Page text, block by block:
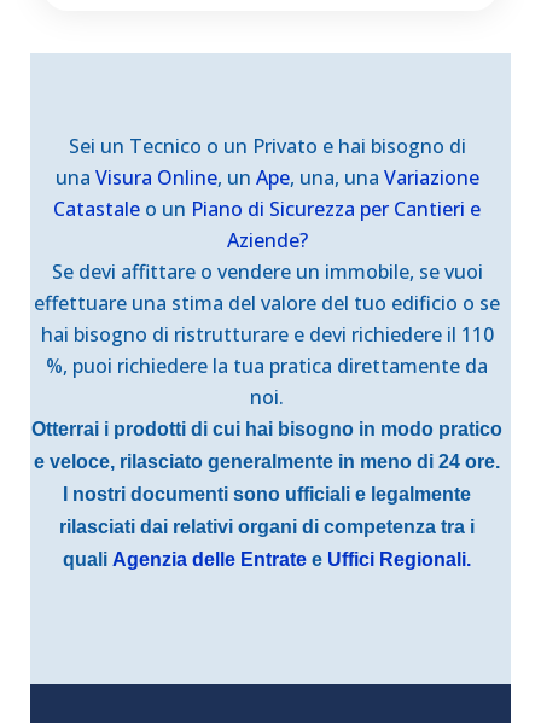
Sei un Tecnico o un Privato e hai bisogno di
una Visura Online, un Ape, una, una Variazione
Catastale o un Piano di Sicurezza per Cantieri e
Aziende?
Se devi affittare o vendere un immobile, se vuoi
effettuare una stima del valore del tuo edificio o se
hai bisogno di ristrutturare e devi richiedere il 110
%, puoi richiedere la tua pratica direttamente da
noi.
Otterrai i prodotti di cui hai bisogno in modo pratico
e veloce, rilasciato generalmente in meno di 24 ore.
I nostri documenti sono ufficiali e legalmente
rilasciati dai relativi organi di competenza tra i
quali Agenzia delle Entrate e Uffici Regionali.